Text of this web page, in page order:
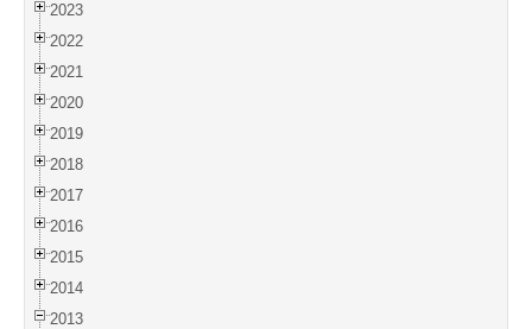
2023
2022
2021
2020
2019
2018
2017
2016
2015
2014
2013